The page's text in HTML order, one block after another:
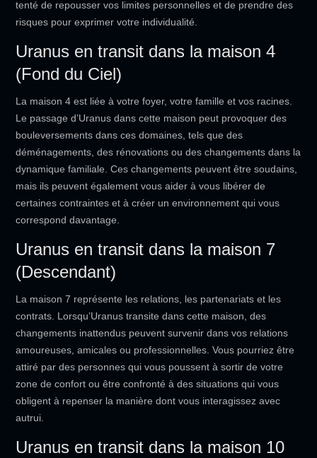
tenté de repousser vos limites personnelles et de prendre des
risques pour exprimer votre individualité.
Uranus en transit dans la maison 4
(Fond du Ciel)
La maison 4 est liée à votre foyer, votre famille et vos racines.
Le passage d’Uranus dans cette maison peut provoquer des
bouleversements dans ces domaines, tels que des
déménagements, des rénovations ou des changements dans la
dynamique familiale. Ces changements peuvent être soudains,
mais ils peuvent également vous aider à vous libérer de
certaines contraintes et à créer un environnement qui vous
correspond davantage.
Uranus en transit dans la maison 7
(Descendant)
La maison 7 représente les relations, les partenariats et les
contrats. Lorsqu’Uranus transite dans cette maison, des
changements inattendus peuvent survenir dans vos relations
amoureuses, amicales ou professionnelles. Vous pourriez être
attiré par des personnes qui vous poussent à sortir de votre
zone de confort ou être confronté à des situations qui vous
obligent à repenser la manière dont vous interagissez avec
autrui.
Uranus en transit dans la maison 10